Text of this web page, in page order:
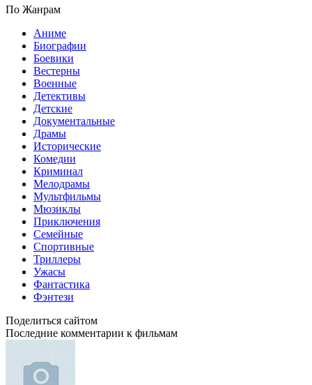
По Жанрам
Аниме
Биографии
Боевики
Вестерны
Военные
Детективы
Детские
Документальные
Драмы
Исторические
Комедии
Криминал
Мелодрамы
Мультфильмы
Мюзиклы
Приключения
Семейные
Спортивные
Триллеры
Ужасы
Фантастика
Фэнтези
Поделиться сайтом
Последние комментарии к фильмам